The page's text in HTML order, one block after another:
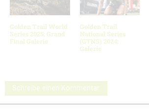
Golden Trail World
Series 2025: Grand
Final Galerie
Golden Trail
National Series
(GTNS) 2024:
Galerie
Schreibe einen Kommentar